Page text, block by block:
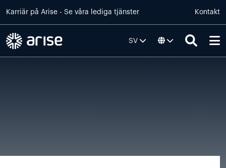
Karriär på Arise - Se våra lediga tjänster Kontakt
SV